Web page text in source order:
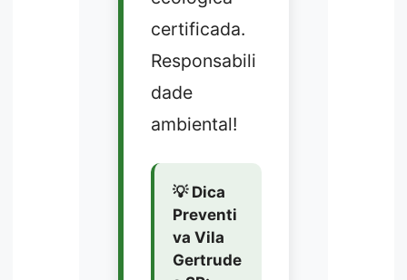
certificada.
Responsabili
dade
ambiental!
💡 Dica
Preventi
va Vila
Gertrude